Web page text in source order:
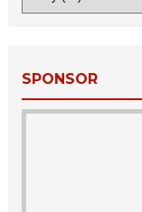
SPONSOR